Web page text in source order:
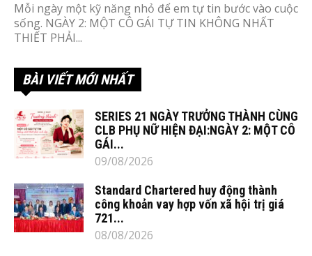
Mỗi ngày một kỹ năng nhỏ để em tự tin bước vào cuộc
sống. NGÀY 2: MỘT CÔ GÁI TỰ TIN KHÔNG NHẤT
THIẾT PHẢI...
BÀI VIẾT MỚI NHẤT
SERIES 21 NGÀY TRƯỞNG THÀNH CÙNG
CLB PHỤ NỮ HIỆN ĐẠI:NGÀY 2: MỘT CÔ
GÁI...
09/08/2026
Standard Chartered huy động thành
công khoản vay hợp vốn xã hội trị giá
721...
08/08/2026